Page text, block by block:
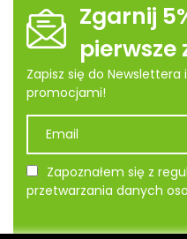
Zgarnij
pierwsze
Zapisz się do
promocjami!
Zapoznałem się z
przetwarzania danych